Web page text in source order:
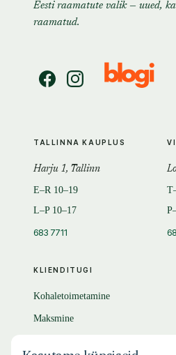
Eesti raamatute valik — uued,
raamatud.
KLIENDITUGI
Kohaletoimetamine
Maksmine
TALLINNA KAUPLUS
Harju 1, Tallinn
E–R 10–19
L–P 10–17
683 7711